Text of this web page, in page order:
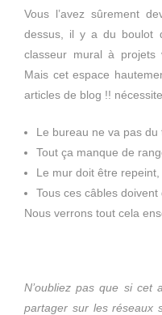
Vous l’avez sûrement
dessus, il y a du boulot
classeur mural à projets
Mais cet espace
articles de blog !!
Le bureau ne va pas du
Tout ça manque de
Le mur doit être repeint,
Tous ces câbles
Nous verrons tout cela
N’oubliez pas que si cet
partager sur les réseaux